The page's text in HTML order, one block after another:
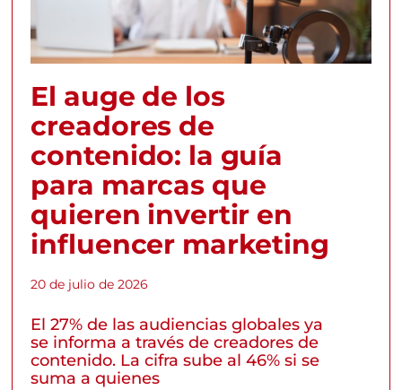
El auge de los
creadores de
contenido: la guía
para marcas que
quieren invertir en
influencer marketing
20 de julio de 2026
El 27% de las audiencias globales ya
se informa a través de creadores de
contenido. La cifra sube al 46% si se
suma a quienes